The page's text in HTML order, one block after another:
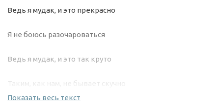
Ведь я мудак, и это прекрасно
Я не боюсь разочароваться
Ведь я мудак, и это так круто
Таким, как нам, не бывает скучно
Показать весь текст